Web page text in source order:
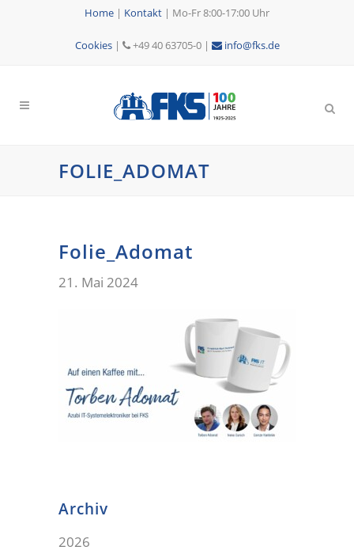
Home | Kontakt | Mo-Fr 8:00-17:00 Uhr
Cookies| +49 40 63705-0 | info@fks.de
FOLIE_ADOMAT
Folie_Adomat
21. Mai 2024
Archiv
2026